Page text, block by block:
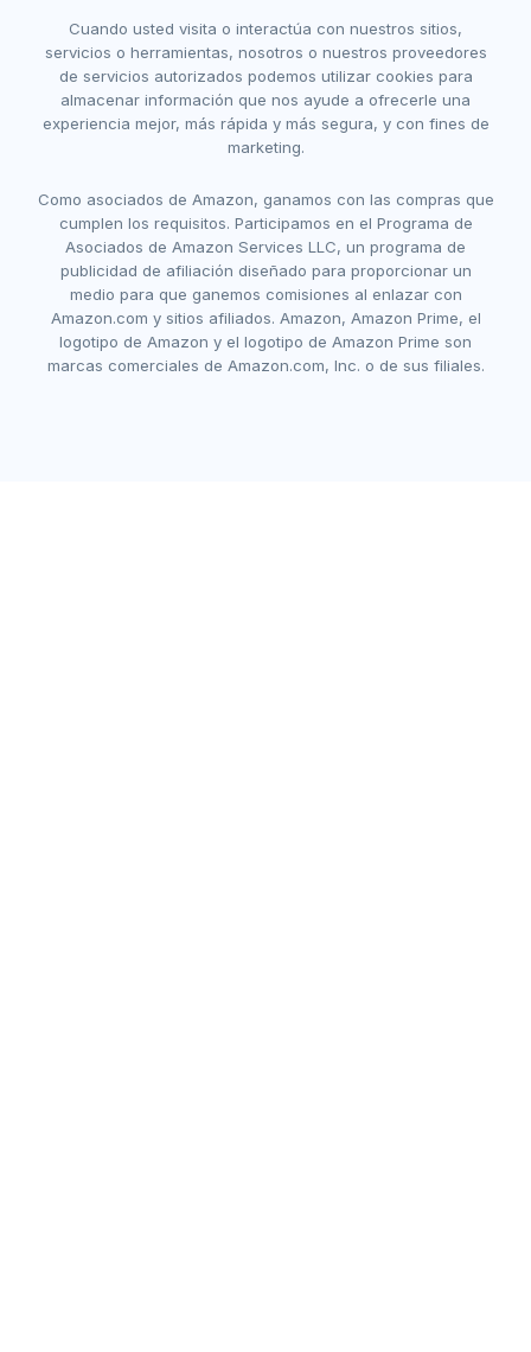
Cuando usted visita o interactúa con nuestros sitios,
servicios o herramientas, nosotros o nuestros proveedores
de servicios autorizados podemos utilizar cookies para
almacenar información que nos ayude a ofrecerle una
experiencia mejor, más rápida y más segura, y con fines de
marketing.
Como asociados de Amazon, ganamos con las compras que
cumplen los requisitos. Participamos en el Programa de
Asociados de Amazon Services LLC, un programa de
publicidad de afiliación diseñado para proporcionar un
medio para que ganemos comisiones al enlazar con
Amazon.com y sitios afiliados. Amazon, Amazon Prime, el
logotipo de Amazon y el logotipo de Amazon Prime son
marcas comerciales de Amazon.com, Inc. o de sus filiales.